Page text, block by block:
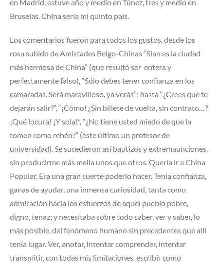
en Madrid, estuve año y medio en Túnez, tres y medio en
Bruselas. China sería mi quinto país.
Los comentarios fueron para todos los gustos, desde los
rosa subido de Amistades Belgo-Chinas “Sian es la ciudad
más hermosa de China” (que resultó ser entera y
perfectamente falso), “Sólo debes tener confianza en los
camaradas. Será maravilloso, ya verás”; hasta “¿Crees que te
dejarán salir?”, “¡Cómo! ¿Sin billete de vuelta, sin contrato…?
¡Qué locura! ¡Y sola!”, “¿No tiene usted miedo de que la
tomen como rehén?” (éste último un profesor de
universidad). Se sucedieron así bautizos y extremaunciones,
sin producirme más mella unos que otros. Quería ir a China
Popular. Era una gran suerte poderlo hacer. Tenía confianza,
ganas de ayudar, una inmensa curiosidad, tanta como
admiración hacia los esfuerzos de aquel pueblo pobre,
digno, tenaz; y necesitaba sobre todo saber, ver y saber, lo
más posible, del fenómeno humano sin precedentes que allí
tenía lugar. Ver, anotar, intentar comprender, intentar
transmitir, con todas mis limitaciones, escribir como